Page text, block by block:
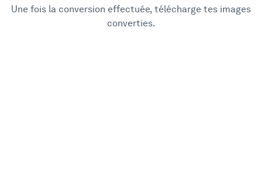
Une fois la conversion effectuée, télécharge tes images
converties.